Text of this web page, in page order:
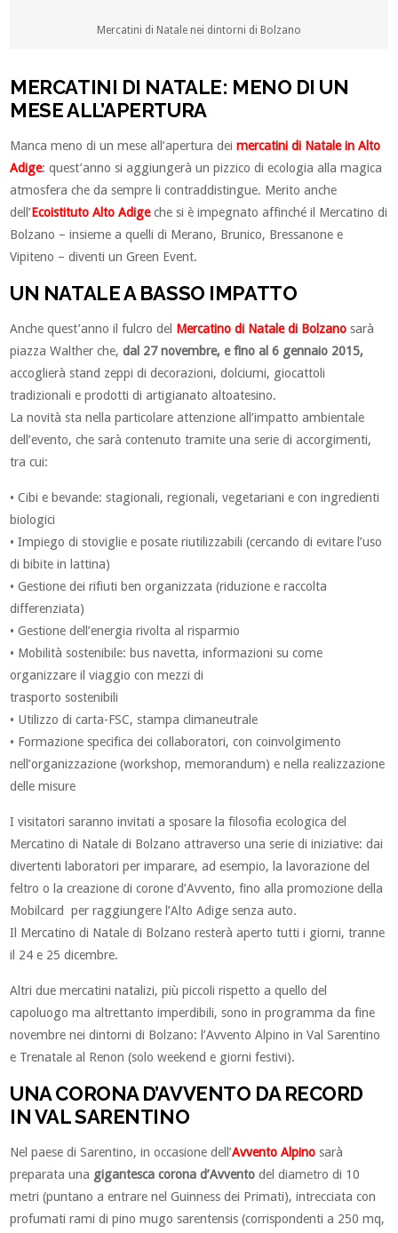
Mercatini di Natale nei dintorni di Bolzano
MERCATINI DI NATALE: MENO DI UN
MESE ALL’APERTURA
Manca meno di un mese all’apertura dei mercatini di Natale in Alto
Adige: quest’anno si aggiungerà un pizzico di ecologia alla magica
atmosfera che da sempre li contraddistingue. Merito anche
dell’Ecoistituto Alto Adigeche si è impegnato affinché il Mercatino di
Bolzano – insieme a quelli di Merano, Brunico, Bressanone e
Vipiteno – diventi un Green Event.
UN NATALE A BASSO IMPATTO
Anche quest’anno il fulcro del Mercatino di Natale di Bolzano sarà
piazza Walther che,dal 27 novembre, e fino al 6 gennaio 2015,
accoglierà stand zeppi di decorazioni, dolciumi, giocattoli
tradizionali e prodotti di artigianato altoatesino.
La novità sta nella particolare attenzione all’impatto ambientale
dell’evento, che sarà contenuto tramite una serie di accorgimenti,
tra cui:
• Cibi e bevande: stagionali, regionali, vegetariani e con ingredienti
biologici
• Impiego di stoviglie e posate riutilizzabili (cercando di evitare l’uso
di bibite in lattina)
• Gestione dei rifiuti ben organizzata (riduzione e raccolta
differenziata)
• Gestione dell’energia rivolta al risparmio
• Mobilità sostenibile: bus navetta, informazioni su come
organizzare il viaggio con mezzi di
trasporto sostenibili
• Utilizzo di carta-FSC, stampa climaneutrale
• Formazione specifica dei collaboratori, con coinvolgimento
nell’organizzazione (workshop, memorandum) e nella realizzazione
delle misure
I visitatori saranno invitati a sposare la filosofia ecologica del
Mercatino di Natale di Bolzano attraverso una serie di iniziative: dai
divertenti laboratori per imparare, ad esempio, la lavorazione del
feltro o la creazione di corone d’Avvento, fino alla promozione della
Mobilcard per raggiungere l’Alto Adige senza auto.
Il Mercatino di Natale di Bolzano resterà aperto tutti i giorni, tranne
il 24 e 25 dicembre.
Altri due mercatini natalizi, più piccoli rispetto a quello del
capoluogo ma altrettanto imperdibili, sono in programma da fine
novembre nei dintorni di Bolzano: l’Avvento Alpino in Val Sarentino
e Trenatale al Renon (solo weekend e giorni festivi).
UNA CORONA D’AVVENTO DA RECORD
IN VAL SARENTINO
Nel paese di Sarentino, in occasione dell’Avvento Alpino sarà
preparata una gigantesca corona d’Avvento del diametro di 10
metri (puntano a entrare nel Guinness dei Primati), intrecciata con
profumati rami di pino mugo sarentensis (corrispondenti a 250 mq,